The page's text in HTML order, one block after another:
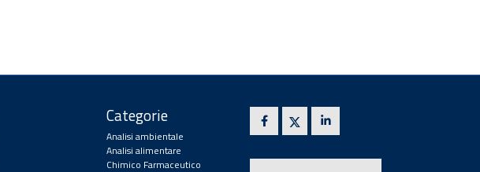
Categorie
Analisi ambientale
Analisi alimentare
Chimico Farmaceutico